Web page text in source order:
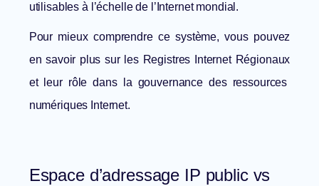
utilisables à l’échelle de l’Internet mondial.
Pour mieux comprendre ce système, vous pouvez
en savoir plus sur les Registres Internet Régionaux
et leur rôle dans la gouvernance des ressources
numériques Internet.
Espace d’adressage IP public vs